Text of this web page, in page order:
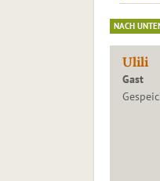
NACH
Ulili
Gast